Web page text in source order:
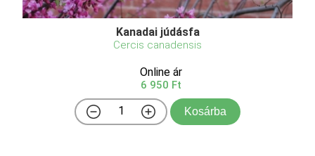
Kanadai júdásfa
Cercis canadensis
Online ár
6 950 Ft
Kosárba